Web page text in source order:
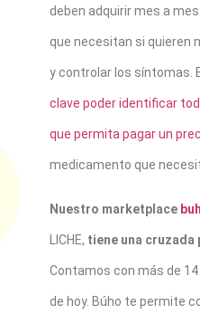
deben adquirir mes a
que necesitan si quieren
y controlar los síntomas.
clave poder identificar
que permita pagar un
medicamento que
Nuestro marketplace
LICHE, tiene una cruzada
Contamos con más de
de hoy. Búho te permite